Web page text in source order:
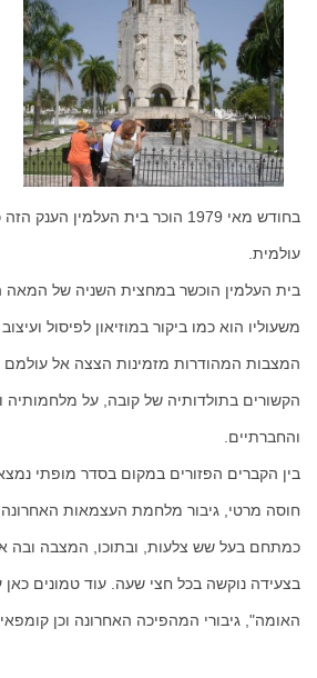
בחודש מאי 1979 הוכר בית העלמין
עולמית.
משעוליו הוא כמו ביקור במוזיאון לפיסול
המצבות המהודרות מזמינות הצצה אל
הקשורים בתולדותיה של קובה, על מלחמותיה
והחברתיים.
בין הקברים הפזורים במקום בסדר מופתי
כמתחם בעל שש צלעות, ובתוכו, המצבה ובה
בצעידה נוקשה בכל חצי שעה. עוד טמונים
האומה", גיבורי המהפיכה האחרונה וכן